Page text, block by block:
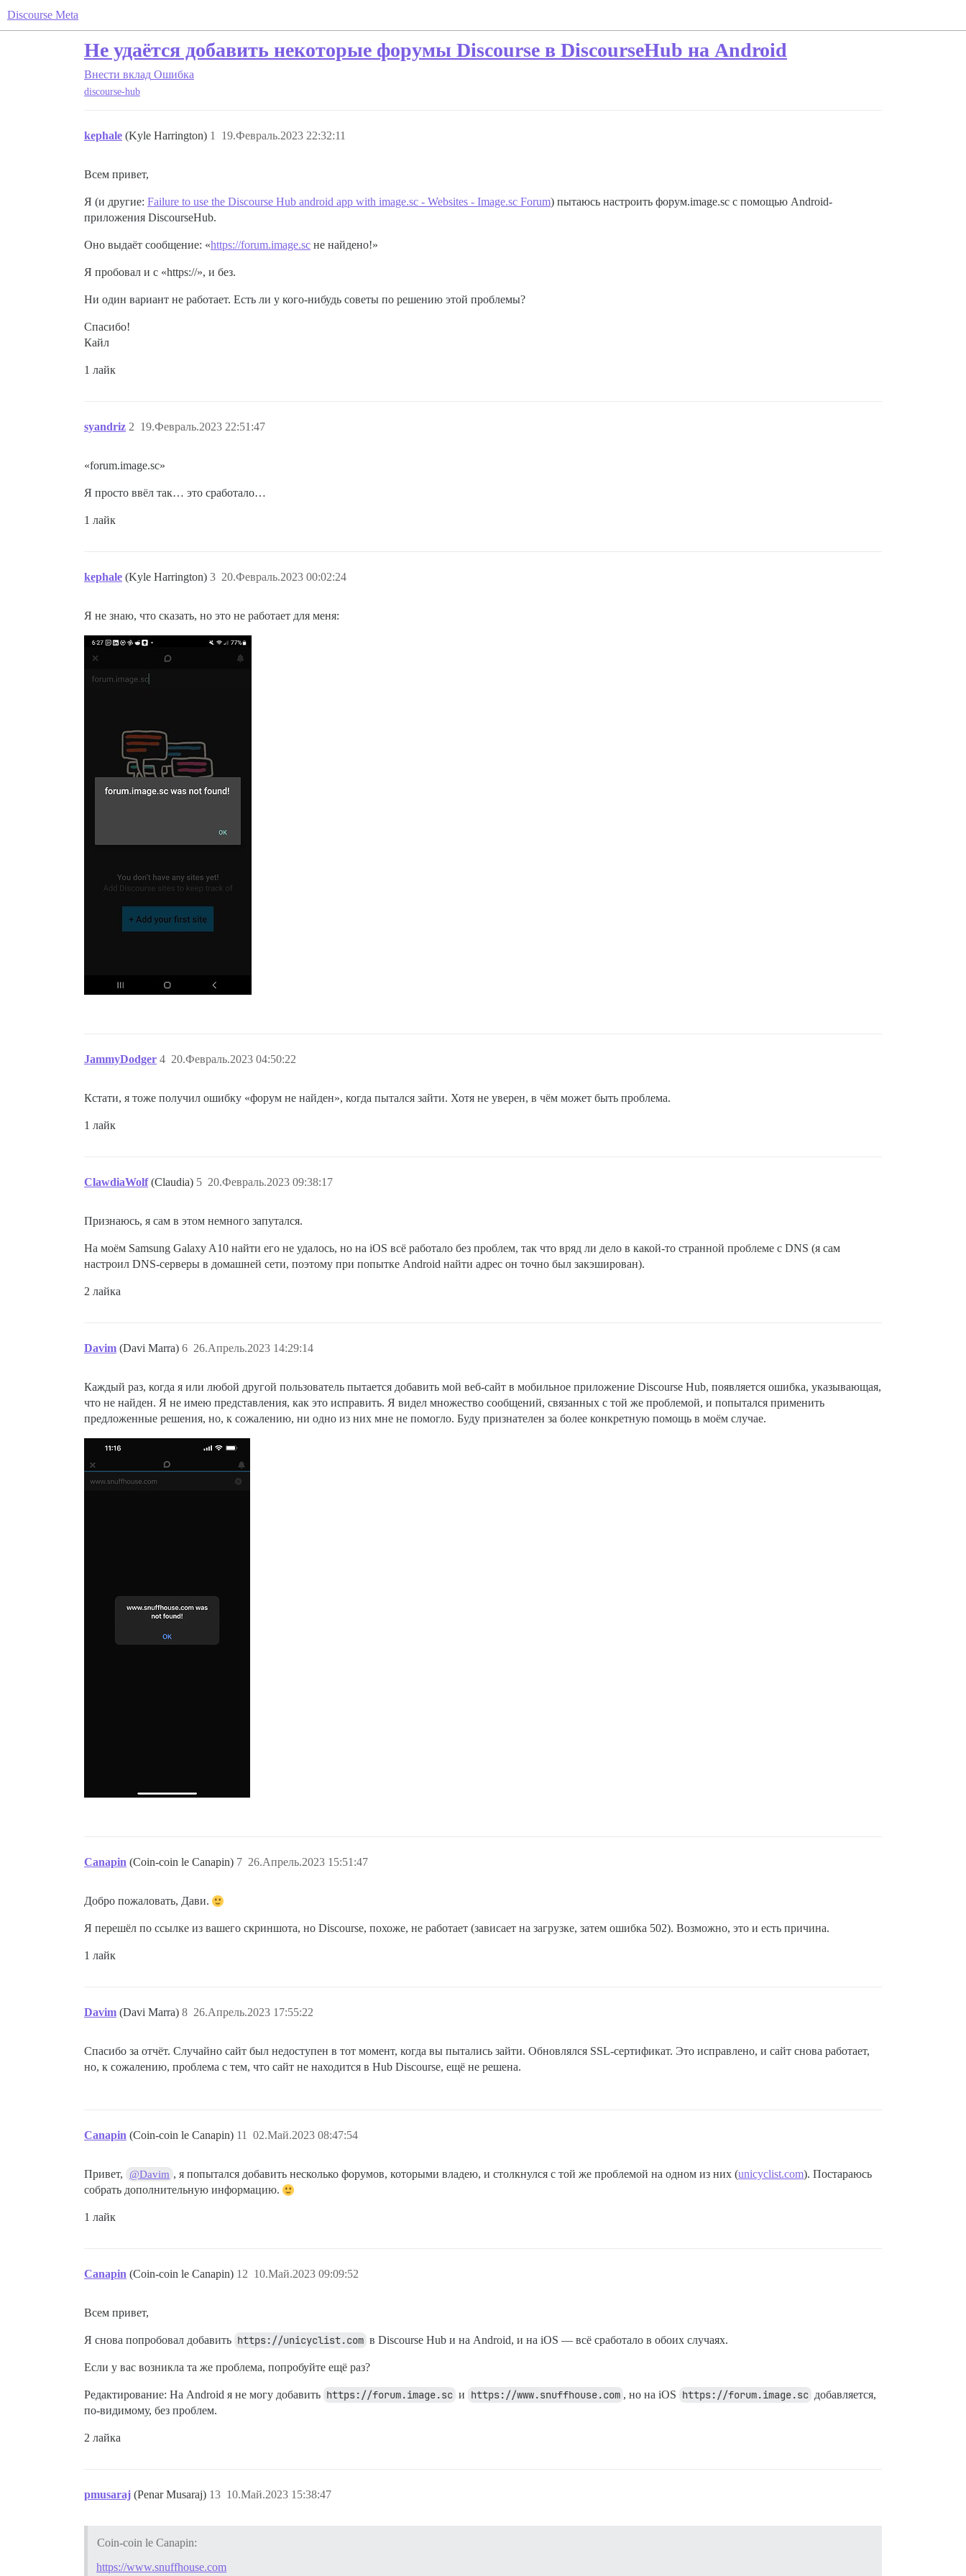
Discourse Meta
Не удаётся добавить некоторые форумы Discourse в DiscourseHub на Android
Внести вклад Ошибка
discourse-hub
kephale (Kyle Harrington) 19.Февраль.2023 22:32:11
1
Всем привет,
Я (и другие: Failure to use the Discourse Hub android app with image.sc - Websites - Image.sc Forum) пытаюсь настроить форум.image.sc с помощью Android-
приложения DiscourseHub.
Оно выдаёт сообщение: «https://forum.image.sc не найдено!»
Я пробовал и с «https://», и без.
Ни один вариант не работает. Есть ли у кого-нибудь советы по решению этой проблемы?
Спасибо!
Кайл
1 лайк
syandriz 19.Февраль.2023 22:51:47
2
«forum.image.sc»
Я просто ввёл так… это сработало…
1 лайк
kephale (Kyle Harrington) 20.Февраль.2023 00:02:24
3
Я не знаю, что сказать, но это не работает для меня:
JammyDodger 20.Февраль.2023 04:50:22
4
Кстати, я тоже получил ошибку «форум не найден», когда пытался зайти. Хотя не уверен, в чём может быть проблема.
1 лайк
ClawdiaWolf (Claudia) 20.Февраль.2023 09:38:17
5
Признаюсь, я сам в этом немного запутался.
На моём Samsung Galaxy A10 найти его не удалось, но на iOS всё работало без проблем, так что вряд ли дело в какой-то странной проблеме с DNS (я сам
настроил DNS-серверы в домашней сети, поэтому при попытке Android найти адрес он точно был закэширован).
2 лайка
Davim (Davi Marra) 26.Апрель.2023 14:29:14
6
Каждый раз, когда я или любой другой пользователь пытается добавить мой веб-сайт в мобильное приложение Discourse Hub, появляется ошибка, указывающая,
что не найден. Я не имею представления, как это исправить. Я видел множество сообщений, связанных с той же проблемой, и попытался применить
предложенные решения, но, к сожалению, ни одно из них мне не помогло. Буду признателен за более конкретную помощь в моём случае.
Canapin (Coin-coin le Canapin) 26.Апрель.2023 15:51:47
7
Добро пожаловать, Дави.
Я перешёл по ссылке из вашего скриншота, но Discourse, похоже, не работает (зависает на загрузке, затем ошибка 502). Возможно, это и есть причина.
1 лайк
Davim (Davi Marra) 26.Апрель.2023 17:55:22
8
Спасибо за отчёт. Случайно сайт был недоступен в тот момент, когда вы пытались зайти. Обновлялся SSL-сертификат. Это исправлено, и сайт снова работает,
но, к сожалению, проблема с тем, что сайт не находится в Hub Discourse, ещё не решена.
Canapin (Coin-coin le Canapin) 02.Май.2023 08:47:54
11
Привет, @Davim , я попытался добавить несколько форумов, которыми владею, и столкнулся с той же проблемой на одном из них (unicyclist.com). Постараюсь
собрать дополнительную информацию.
1 лайк
Canapin (Coin-coin le Canapin) 10.Май.2023 09:09:52
12
Всем привет,
Я снова попробовал добавить https://unicyclist.com в Discourse Hub и на Android, и на iOS — всё сработало в обоих случаях.
Если у вас возникла та же проблема, попробуйте ещё раз?
Редактирование: На Android я не могу добавить https://forum.image.sc и https://www.snuffhouse.com , но на iOS https://forum.image.sc добавляется,
по-видимому, без проблем.
2 лайка
pmusaraj (Penar Musaraj) 10.Май.2023 15:38:47
13
Coin-coin le Canapin:
https://www.snuffhouse.com